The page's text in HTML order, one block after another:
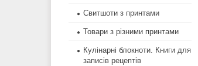
Свитшоти з принтами
Товари з різними принтами
Кулінарні блокноти. Книги для
записів рецептів